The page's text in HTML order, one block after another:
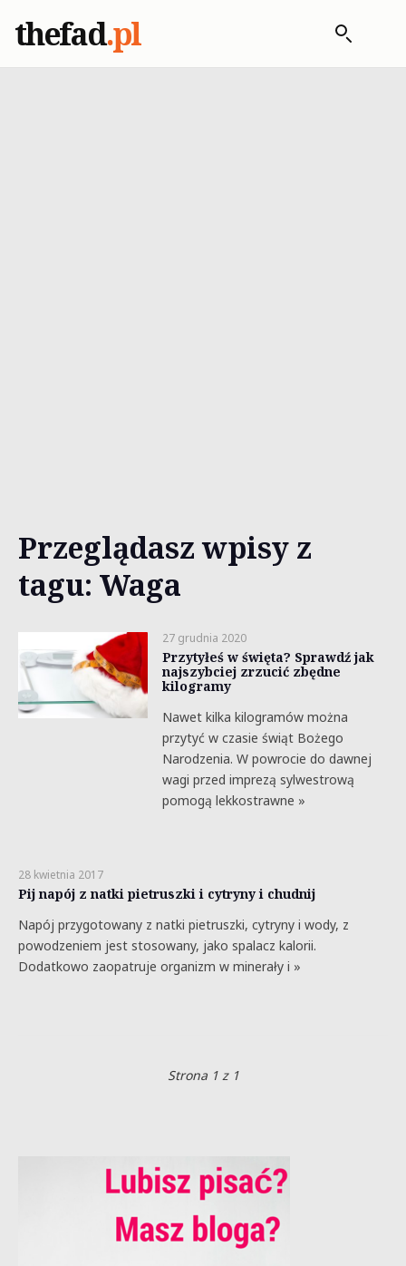
thefad.pl
Przeglądasz wpisy z
tagu: Waga
27 grudnia 2020
Przytyłeś w święta? Sprawdź jak
najszybciej zrzucić zbędne
kilogramy
Nawet kilka kilogramów można
przytyć w czasie świąt Bożego
Narodzenia. W powrocie do dawnej
wagi przed imprezą sylwestrową
pomogą lekkostrawne »
28 kwietnia 2017
Pij napój z natki pietruszki i cytryny i chudnij
Napój przygotowany z natki pietruszki, cytryny i wody, z
powodzeniem jest stosowany, jako spalacz kalorii.
Dodatkowo zaopatruje organizm w minerały i »
Strona 1 z 1